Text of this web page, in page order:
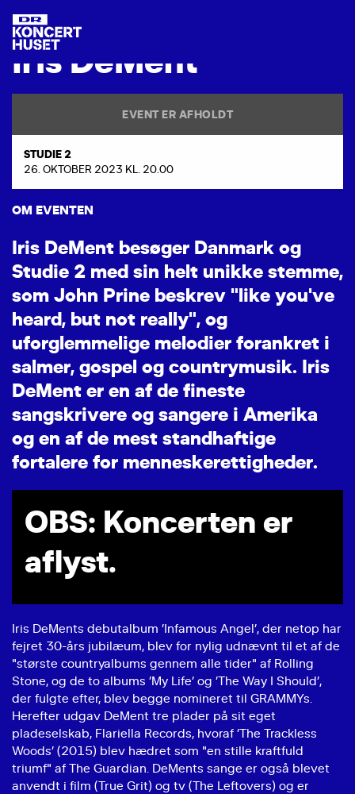
Iris DeMent
EVENT ER AFHOLDT
STUDIE 2
26. OKTOBER 2023 KL. 20.00
OM EVENTEN
Iris DeMent besøger Danmark og
Studie 2 med sin helt unikke stemme,
som John Prine beskrev "like you've
heard, but not really", og
uforglemmelige melodier forankret i
salmer, gospel og countrymusik. Iris
DeMent er en af de fineste
sangskrivere og sangere i Amerika
og en af de mest standhaftige
fortalere for menneskerettigheder.
OBS: Koncerten er
aflyst.
Iris DeMents debutalbum ’Infamous Angel’, der netop har
fejret 30-års jubilæum, blev for nylig udnævnt til et af de
"største countryalbums gennem alle tider" af Rolling
Stone, og de to albums ’My Life’ og ’The Way I Should’,
der fulgte efter, blev begge nomineret til GRAMMYs.
Herefter udgav DeMent tre plader på sit eget
pladeselskab, Flariella Records, hvoraf ’The Trackless
Woods’ (2015) blev hædret som "en stille kraftfuld
triumf" af The Guardian. DeMents sange er også blevet
anvendt i film (True Grit) og tv (The Leftovers) og er